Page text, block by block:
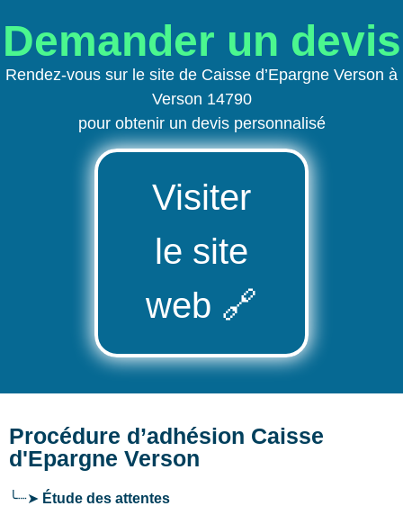
Demander un devis
Rendez-vous sur le site de Caisse d’Epargne Verson à
Verson 14790
pour obtenir un devis personnalisé
Visiter
le site
web 🔗
Procédure d’adhésion Caisse
d'Epargne Verson
╰┈➤ Étude des attentes